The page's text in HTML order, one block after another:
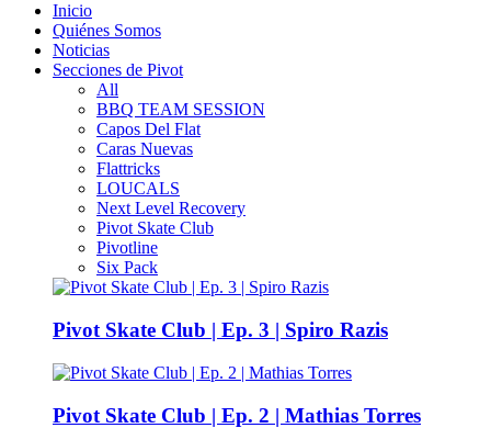
Inicio
Quiénes Somos
Noticias
Secciones de Pivot
All
BBQ TEAM SESSION
Capos Del Flat
Caras Nuevas
Flattricks
LOUCALS
Next Level Recovery
Pivot Skate Club
Pivotline
Six Pack
Pivot Skate Club | Ep. 3 | Spiro Razis
Pivot Skate Club | Ep. 2 | Mathias Torres